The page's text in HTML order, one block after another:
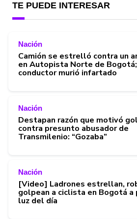
TE PUEDE INTERESAR
Nación
Camión se estrelló contra un
en Autopista Norte de Bogotá;
conductor murió infartado
Nación
Destapan razón que motivó
contra presunto abusador de
Transmilenio: “Gozaba”
Nación
[Video] Ladrones estrellan,
golpean a ciclista en Bogotá a
luz del día